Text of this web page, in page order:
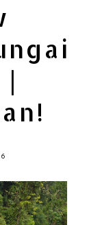
|